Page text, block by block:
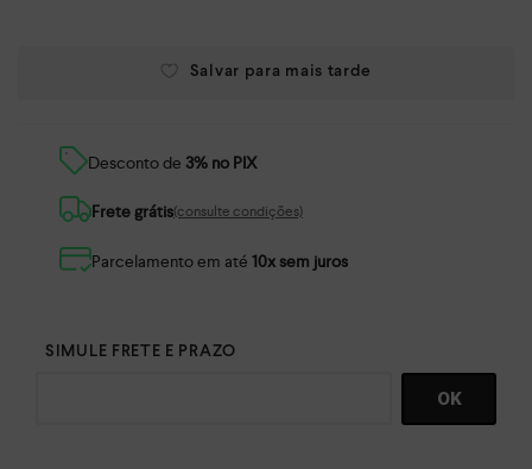
Desconto de 3% no PIX
Frete grátis(consulte condições)
Parcelamento em até 10x sem juros